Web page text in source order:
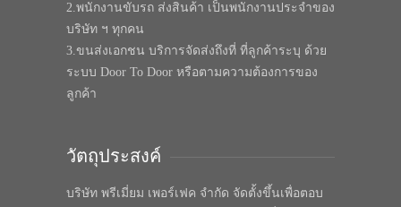
2.พนักงานขับรถ ส่งสินค้า เป็นพนักงานประจำของ
บริษัท ฯ ทุกคน
3.ขนส่งเอกชน บริการจัดส่งถึงที่ ที่ลูกค้าระบุ ด้วย
ระบบ Door To Door หรือตามความต้องการของ
ลูกค้า
วัตถุประสงค์
บริษัท พรีเมี่ยม เพอร์เฟค จำกัด จัดตั้งขึ้นเพื่อตอบ